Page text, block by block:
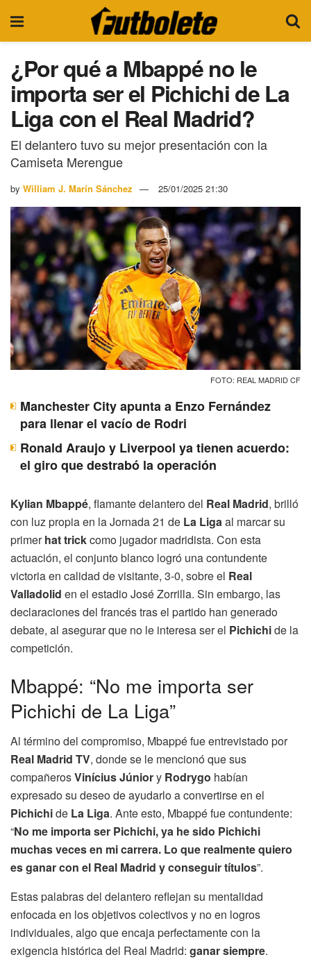
¿Por qué a Mbappé no le
importa ser el Pichichi de La
Liga con el Real Madrid?
El delantero tuvo su mejor presentación con la
Camiseta Merengue
by William J. Marín Sánchez 25/01/2025 21:30
FOTO: REAL MADRID CF
Manchester City apunta a Enzo Fernández
para llenar el vacío de Rodri
Ronald Araujo y Liverpool ya tienen acuerdo:
el giro que destrabó la operación
Kylian Mbappé, flamante delantero del Real Madrid, brilló
con luz propia en la Jornada 21 de La Ligaal marcar su
primerhat trickcomo jugador madridista. Con esta
actuación, el conjunto blanco logró una contundente
victoria en calidad de visitante, 3-0, sobre el Real
Valladolid en el estadio José Zorrilla. Sin embargo, las
declaraciones del francés tras el partido han generado
debate, al asegurar que no le interesa ser el Pichichide la
competición.
Mbappé: “No me importa ser
Pichichi de La Liga”
Al término del compromiso, Mbappé fue entrevistado por
Real Madrid TV, donde se le mencionó que sus
compañerosVinícius Júniory Rodrygo habían
expresado su deseo de ayudarlo a convertirse en el
Pichichide La Liga. Ante esto, Mbappé fue contundente:
“No me importa ser Pichichi, ya he sido Pichichi
muchas veces en mi carrera. Lo que realmente quiero
es ganar con el Real Madrid y conseguir títulos”.
Estas palabras del delantero reflejan su mentalidad
enfocada en los objetivos colectivos y no en logros
individuales, algo que encaja perfectamente con la
exigencia histórica del Real Madrid: ganar siempre.